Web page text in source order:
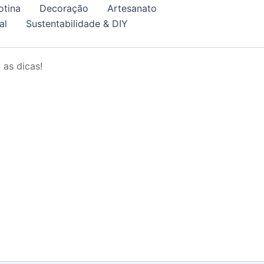
Decoração
Artesanato
Sustentabilidade & DIY
dicas!